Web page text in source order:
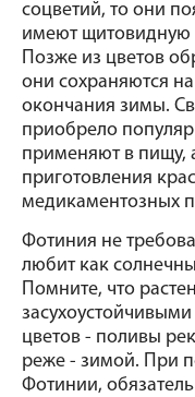
соцветий, то они
имеют
Позже из цветов
они сохраняются
окончания зимы.
приобрело
применяют в пищу,
приготовления
медикаментозных
Фотиния не
любит как
Помните, что
цветов - поливы
реже - зимой. При
Фотинии,